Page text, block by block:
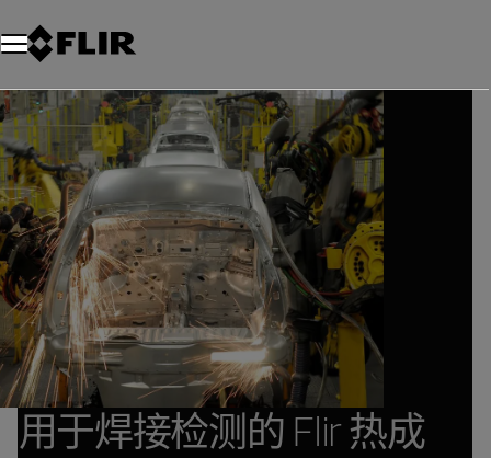
用于焊接检测的 Flir 热成